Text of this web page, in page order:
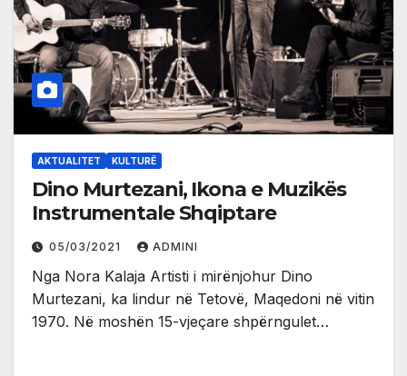
AKTUALITET KULTURË
Dino Murtezani, Ikona e Muzikës
Instrumentale Shqiptare
05/03/2021 ADMINI
Nga Nora Kalaja Artisti i mirënjohur Dino
Murtezani, ka lindur në Tetovë, Maqedoni në vitin
1970. Në moshën 15-vjeçare shpërngulet…